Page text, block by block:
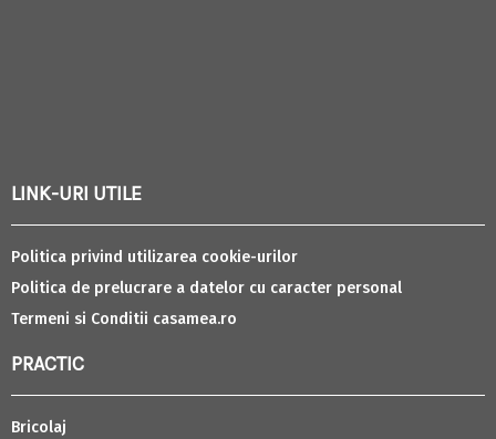
LINK-URI UTILE
Politica privind utilizarea cookie-urilor
Politica de prelucrare a datelor cu caracter personal
Termeni si Conditii casamea.ro
PRACTIC
Bricolaj